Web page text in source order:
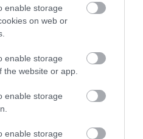
enable storage
on web or
enable storage
the website or app.
enable storage
enable storage
CIKK
GYEREK A DROGÉRIÁBAN: KI A